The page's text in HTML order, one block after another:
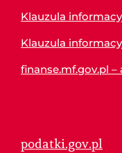
Klauzula
Klauzula
finanse.mf.gov.pl
podatki.gov.pl